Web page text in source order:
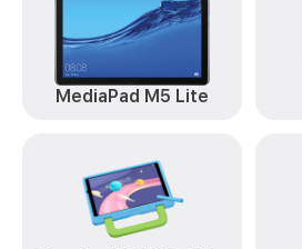
MediaPad M5 Lite